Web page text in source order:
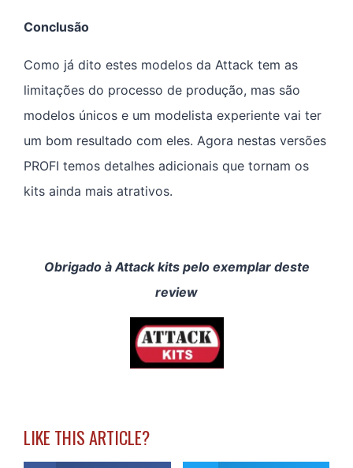
Conclusão
Como já dito estes modelos da Attack tem as
limitações do processo de produção, mas são
modelos únicos e um modelista experiente vai ter
um bom resultado com eles. Agora nestas versões
PROFI temos detalhes adicionais que tornam os
kits ainda mais atrativos.
Obrigado à Attack kits pelo exemplar deste
review
LIKE THIS ARTICLE?